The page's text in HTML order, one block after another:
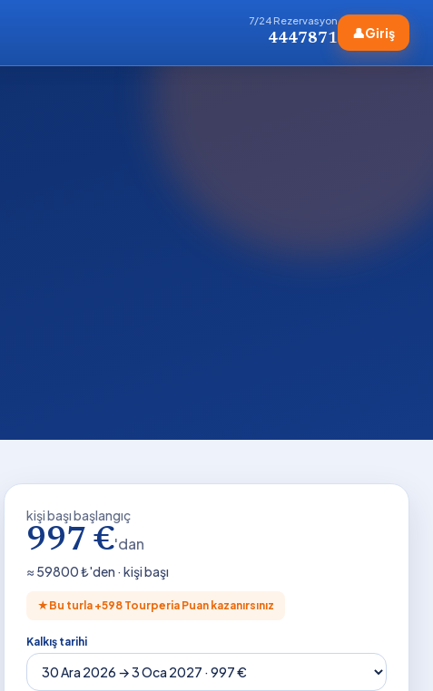
7/24 Rezervasyon
4447871 👤Giriş
kişi başı başlangıç
997 €'dan
≈ 59800₺'den · kişi başı
★ Bu turla +598Tourperia Puan kazanırsınız
Kalkış tarihi